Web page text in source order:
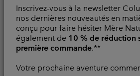
Inscrivez-vous à la newsletter
nos dernières nouveautés en
conçu pour faire hésiter Mère
également de 10 % de réduction
première commande.**
Votre prochaine aventure
T-shirt Technique
Manches Longues PFG
Uncharted™ Homme
Evacue l'humidité
T-